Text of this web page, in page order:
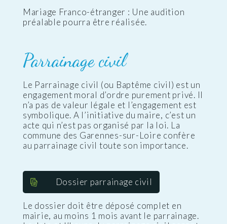
Mariage Franco-étranger : Une audition
préalable pourra être réalisée.
Parrainage civil
Le Parrainage civil (ou Baptême civil) est un
engagement moral d’ordre purement privé. Il
n’a pas de valeur légale et l’engagement est
symbolique. A l’initiative du maire, c’est un
acte qui n’est pas organisé par la loi. La
commune des Garennes-sur-Loire confère
au parrainage civil toute son importance.
Dossier parrainage civil
Le dossier doit être déposé complet en
mairie, au moins 1 mois avant le parrainage.